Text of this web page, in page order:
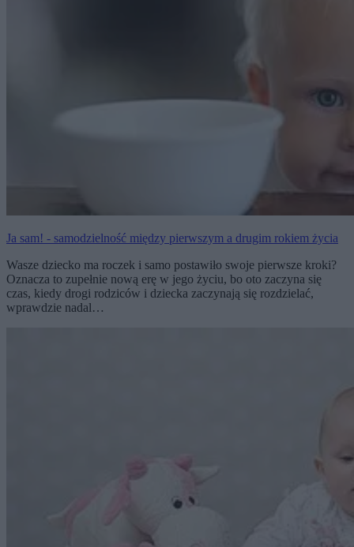
Ja sam! - samodzielność między pierwszym a drugim rokiem życia
Wasze dziecko ma roczek i samo postawiło swoje pierwsze kroki?
Oznacza to zupełnie nową erę w jego życiu, bo oto zaczyna się
czas, kiedy drogi rodziców i dziecka zaczynają się rozdzielać,
wprawdzie nadal…